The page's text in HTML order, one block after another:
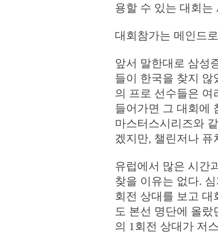
용할 수 있는 대회는
대회참가는 메인드
앞서 말한대로 삼성
들이 한국을 찾지 않
의 프로 선수들은 여
들어가면 그 대회에
마스터스시리즈와
겠지만, 챌린저나
유럽에서 많은 시간
찾을 이유는 없다.
회전 상대를 보고 대
도 본선 명단에 올
의 1회전 상대가 저